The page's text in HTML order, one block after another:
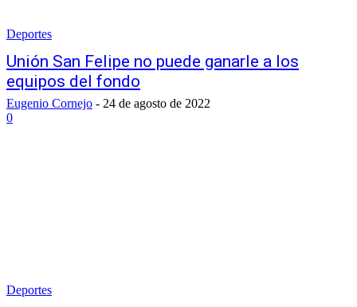
Deportes
Unión San Felipe no puede ganarle a los
equipos del fondo
Eugenio Cornejo - 24 de agosto de 2022
0
Deportes